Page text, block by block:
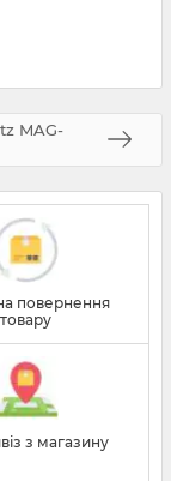
MAG-
повернення
товару
з магазину